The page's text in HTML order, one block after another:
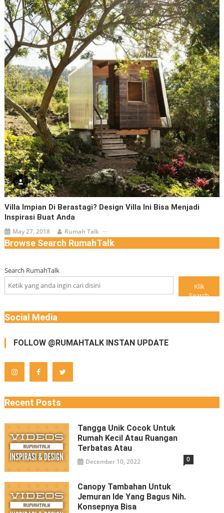
Villa Impian Di Berastagi? Design Villa Ini Bisa Menjadi
Inspirasi Buat Anda
May 27, 2018 Rumah Talk
Browse Search RumahTalk
Search RumahTalk
Klik
Search
Social Media
FOLLOW @RUMAHTALK INSTAN UPDATE
Recent Posts
Tangga Unik Cocok Untuk
Rumah Kecil Atau Ruangan
Terbatas Atau
December 10, 2022 0
Canopy Tambahan Untuk
Jemuran Ide Yang Bagus Nih.
Konsepnya Bisa